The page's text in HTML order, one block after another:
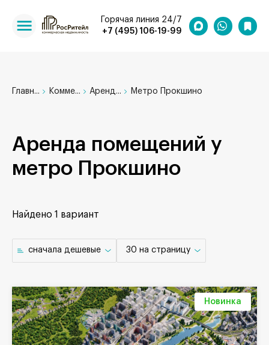
+7 (495) 106-19-99
Горячая линия 24/7
Главн... Комме... Аренд... Метро Прокшино
Аренда помещений у
метро Прокшино
Найдено 1 вариант
cначала дешевые 30 на страницу
Новинка